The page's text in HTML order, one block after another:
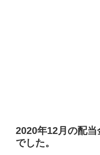
2020年12月の配
でした。